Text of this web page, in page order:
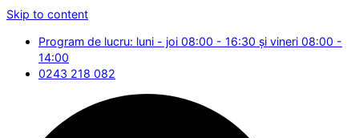
Skip to content
Program de lucru: luni - joi 08:00 - 16:30 și vineri 08:00 -
14:00
0243 218 082